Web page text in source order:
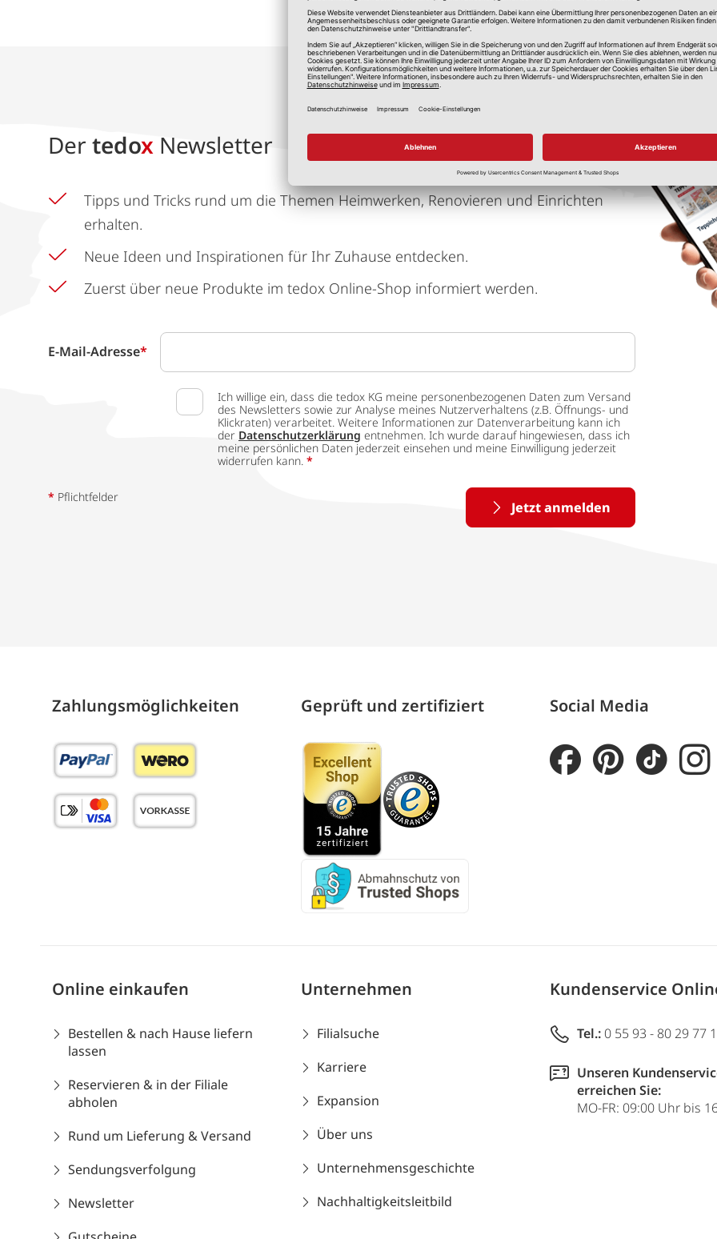
Der tedox Newsletter
Tipps und Tricks rund um die Themen Heimwerken, Renovieren und Einrichten
erhalten.
Neue Ideen und Inspirationen für Ihr Zuhause entdecken.
Zuerst über neue Produkte im tedox Online-Shop informiert werden.
E-Mail-Adresse*
Ich willige ein, dass die tedox KG meine personenbezogenen Daten zum Versand
des Newsletters sowie zur Analyse meines Nutzerverhaltens (z.B. Öffnungs- und
Klickraten) verarbeitet. Weitere Informationen zur Datenverarbeitung kann ich
der Datenschutzerklärung entnehmen. Ich wurde darauf hingewiesen, dass ich
meine persönlichen Daten jederzeit einsehen und meine Einwilligung jederzeit
widerrufen kann. *
Jetzt anmelden
* Pflichtfelder
Zahlungs­möglich­keiten Geprüft und zertifiziert Social Media
Online einkaufen
Bestellen & nach Hause liefern
lassen
Reservieren & in der Filiale
abholen
Rund um Lieferung & Versand
Sendungsverfolgung
Newsletter
Unternehmen
Filialsuche
Karriere
Expansion
Über uns
Unternehmensgeschichte
Nachhaltigkeitsleitbild
Kundenservice
Tel.: 0 55 93 - 80 29 77
Unseren
erreichen Sie:
MO-FR: 09:00 Uhr bis